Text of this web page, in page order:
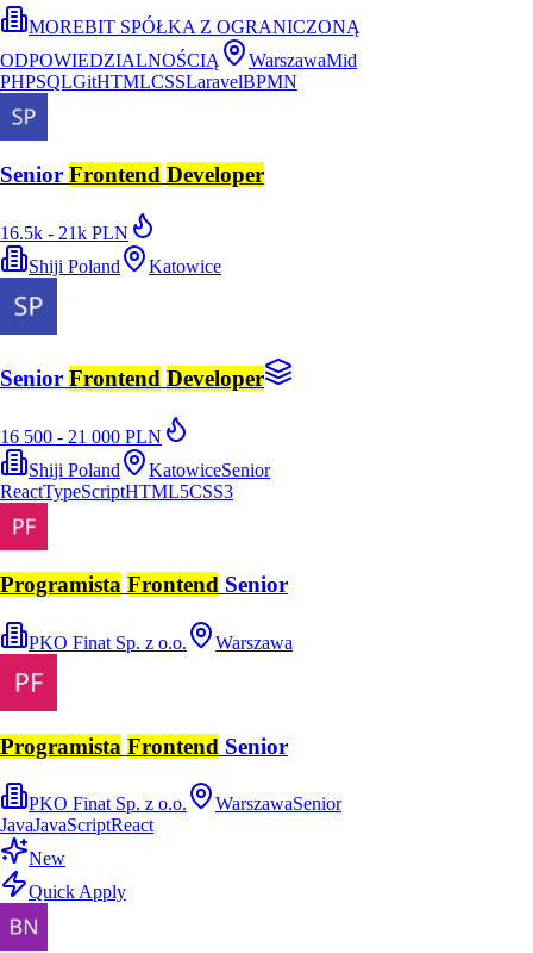
MOREBIT SPÓŁKA Z OGRANICZONĄ
ODPOWIEDZIALNOŚCIĄ
WarszawaMid
PHPSQLGitHTMLCSSLaravelBPMN
Senior Frontend Developer
16.5k - 21k PLN
Shiji Poland
Katowice
Senior Frontend Developer
16 500 - 21 000 PLN
Shiji Poland
KatowiceSenior
ReactTypeScriptHTML5CSS3
Programista Frontend Senior
PKO Finat Sp. z o.o. Warszawa
Programista Frontend Senior
PKO Finat Sp. z o.o. WarszawaSenior
JavaJavaScriptReact
New
Quick Apply